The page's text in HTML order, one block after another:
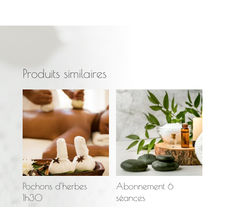
Produits similaires
Pochons d’herbes
1h30
Abonnement 6
séances